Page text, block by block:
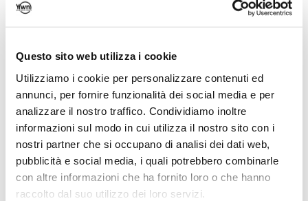
Questo sito web utilizza i cookie
Utilizziamo i cookie per personalizzare contenuti ed
annunci, per fornire funzionalità dei social media e per
analizzare il nostro traffico. Condividiamo inoltre
informazioni sul modo in cui utilizza il nostro sito con i
nostri partner che si occupano di analisi dei dati web,
pubblicità e social media, i quali potrebbero combinarle
con altre informazioni che ha fornito loro o che hanno
raccolto dal suo utilizzo dei loro servizi.
di successo: avviare
una start-up nel 2020.
Borgonuovo5- brand
di moda e community
di donne
By francescabarilla
Comments are Off